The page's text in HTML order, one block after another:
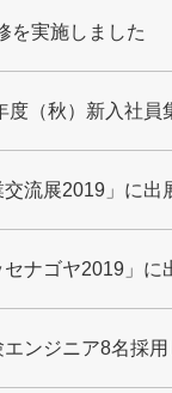
を実施しました
度（秋）新入社
交流展2019」に出
セナゴヤ2019」に
エンジニア8名採用